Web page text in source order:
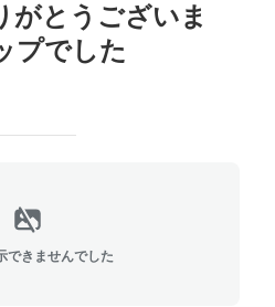
がとうございま
プでした
できませんでした